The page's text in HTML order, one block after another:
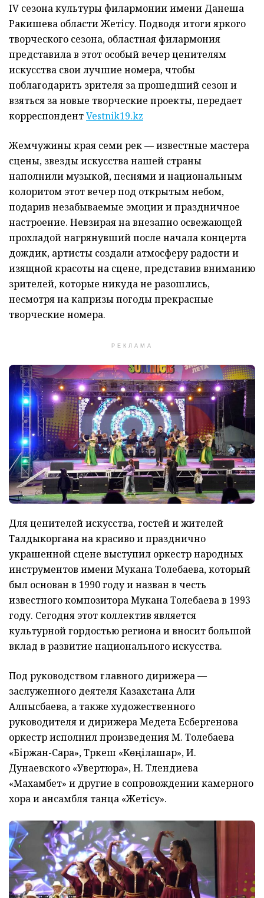
IV сезона культуры филармонии имени Данеша
Ракишева области Жетісу. Подводя итоги яркого
творческого сезона, областная филармония
представила в этот особый вечер ценителям
искусства свои лучшие номера, чтобы
поблагодарить зрителя за прошедший сезон и
взяться за новые творческие проекты, передает
корреспондентVestnik19.kz
Жемчужины края семи рек — известные мастера
сцены, звезды искусства нашей страны
наполнили музыкой, песнями и национальным
колоритом этот вечер под открытым небом,
подарив незабываемые эмоции и праздничное
настроение. Невзирая на внезапно освежающей
прохладой нагрянувший после начала концерта
дождик, артисты создали атмосферу радости и
изящной красоты на сцене, представив вниманию
зрителей, которые никуда не разошлись,
несмотря на капризы погоды прекрасные
творческие номера.
РЕКЛАМА
Для ценителей искусства, гостей и жителей
Талдыкоргана на красиво и празднично
украшенной сцене выступил оркестр народных
инструментов имени Мукана Толебаева, который
был основан в 1990 году и назван в честь
известного композитора Мукана Толебаева в 1993
году. Сегодня этот коллектив является
культурной гордостью региона и вносит большой
вклад в развитие национального искусства.
Под руководством главного дирижера —
заслуженного деятеля Казахстана Али
Алпысбаева, а также художественного
руководителя и дирижера Медета Есбергенова
оркестр исполнил произведения М. Толебаева
«Біржан-Сара», Түркеш «Көңілашар», И.
Дунаевского «Увертюра», Н. Тлендиева
«Махамбет» и другие в сопровождении камерного
хора и ансамбля танца «Жетісу».